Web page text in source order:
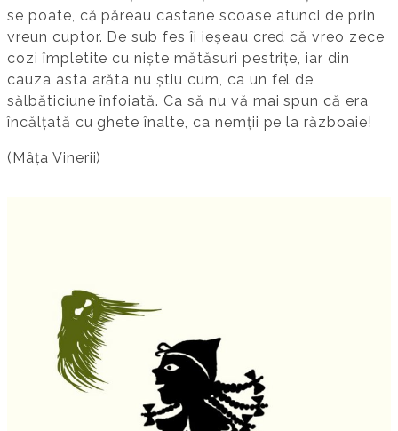
se poate, că păreau castane scoase atunci de prin
vreun cuptor. De sub fes îi ieșeau cred că vreo zece
cozi împletite cu niște mătăsuri pestrițe, iar din
cauza asta arăta nu știu cum, ca un fel de
sălbăticiune înfoiată. Ca să nu vă mai spun că era
încălțată cu ghete înalte, ca nemții pe la războaie!
(Mâța Vinerii)